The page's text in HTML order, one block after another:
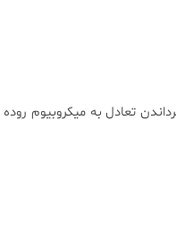
تعادل به میکروبیوم